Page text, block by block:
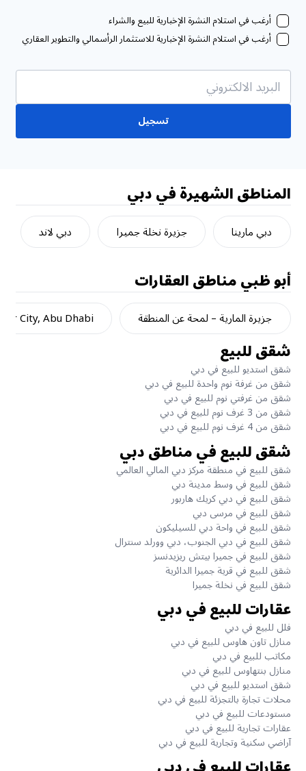
أرغب في استلام النشرة الإخبارية للبيع والشراء
أرغب في استلام النشرة الإخبارية للاستثمار الرأسمالي والتطوير العقاري
تسجيل
المناطق الشهيرة في دبي
دبي مارينا جزيرة نخلة جميرا دبي لاند
أبو ظبيمناطق العقارات
جزيرة المارية – لمحة عن المنطقة City, Abu Dhabi
شقق للبيع
شقق استديو للبيع في دبي
شقق من غرفة نوم واحدة للبيع في دبي
شقق من غرفتي نوم للبيع في دبي
شقق من 3 غرف نوم للبيع في دبي
شقق من 4 غرف نوم للبيع في دبي
شقق للبيع في مناطق دبي
شقق للبيع في منطقة مركز دبي المالي العالمي
شقق للبيع في وسط مدينة دبي
شقق للبيع في دبي كريك هاربور
شقق للبيع في مرسى دبي
شقق للبيع في واحة دبي للسيليكون
شقق للبيع في دبي الجنوب، دبي وورلد سنترال
شقق للبيع في جميرا بيتش ريزيدنسز
شقق للبيع في قرية جميرا الدائرية
شقق للبيع في نخلة جميرا
عقارات للبيع في دبي
فلل للبيع في دبي
منازل تاون هاوس للبيع في دبي
مكاتب للبيع في دبي
منازل بنتهاوس للبيع في دبي
شقق استديو للبيع في دبي
محلات تجارة بالتجزئة للبيع في دبي
مستودعات للبيع في دبي
عقارات تجارية للبيع في دبي
آراضي سكنية وتجارية للبيع في دبي